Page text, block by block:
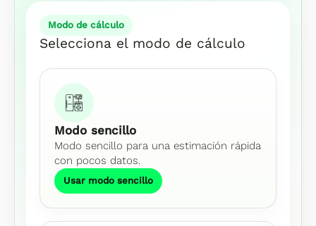
Modo de cálculo
Selecciona el modo de cálculo
Modo sencillo
Modo sencillo para una estimación rápida
con pocos datos.
Usar modo sencillo